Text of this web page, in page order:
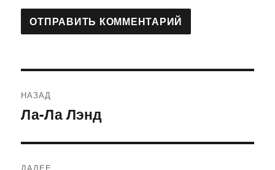
по
НАЗАД
Предыдущая
Ла-Ла Лэнд
ДАЛЕЕ